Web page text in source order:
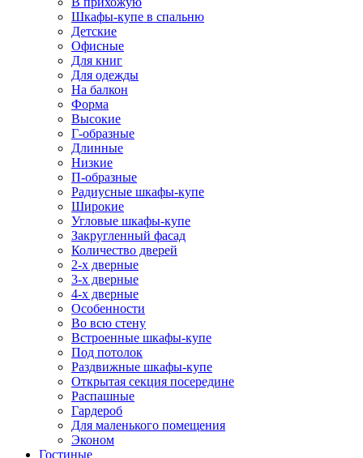
Шкафы-купе в спальню
Детские
Офисные
Для книг
Для одежды
На балкон
Форма
Высокие
Г-образные
Длинные
Низкие
П-образные
Радиусные шкафы-купе
Широкие
Угловые шкафы-купе
Закругленный фасад
Количество дверей
2-х дверные
3-х дверные
4-х дверные
Особенности
Во всю стену
Встроенные шкафы-купе
Под потолок
Раздвижные шкафы-купе
Открытая секция посередине
Распашные
Гардероб
Для маленького помещения
Эконом
Гостиные